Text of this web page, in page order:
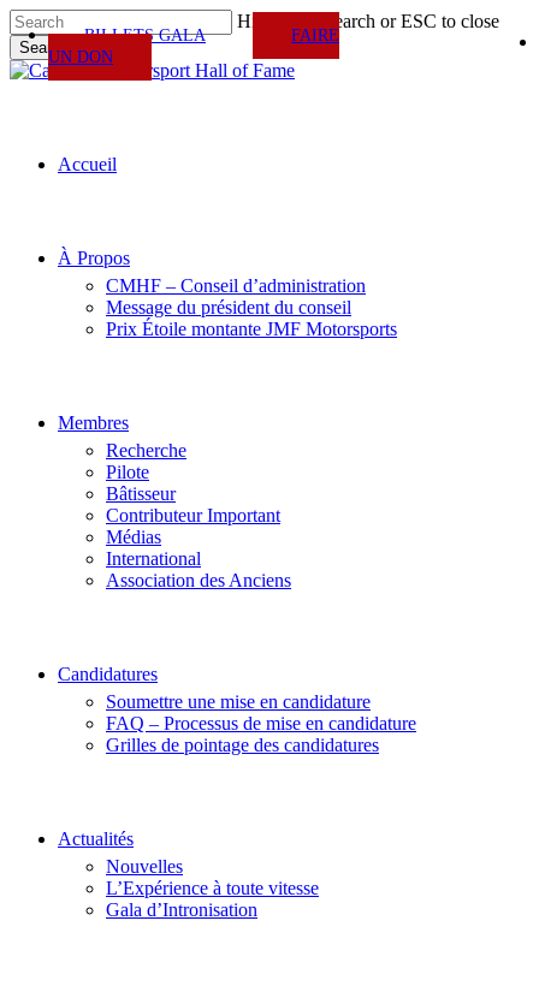
Skip
to
main
content
Hit enter to search or ESC to close
Search
Close
Menu Accueil
À Propos
CMHF – Conseil d’administration
Message du président du conseil
Prix Étoile montante JMF Motorsports
Membres
Recherche
Pilote
Bâtisseur
Contributeur Important
Médias
International
Association des Anciens
Candidatures
Soumettre une mise en candidature
FAQ – Processus de mise en candidature
Grilles de pointage des candidatures
Actualités
Nouvelles
L’Expérience à toute vitesse
Gala d’Intronisation
BILLETS GALA
FAIRE
UN DON